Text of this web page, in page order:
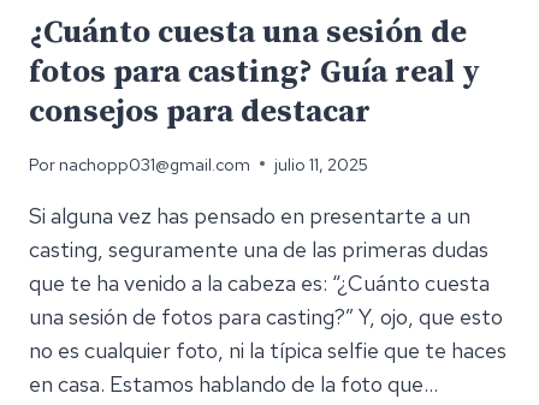
¿Cuánto cuesta una sesión de
fotos para casting? Guía real y
consejos para destacar
Por nachopp031@gmail.com julio 11, 2025
Si alguna vez has pensado en presentarte a un
casting, seguramente una de las primeras dudas
que te ha venido a la cabeza es: “¿Cuánto cuesta
una sesión de fotos para casting?” Y, ojo, que esto
no es cualquier foto, ni la típica selfie que te haces
en casa. Estamos hablando de la foto que…